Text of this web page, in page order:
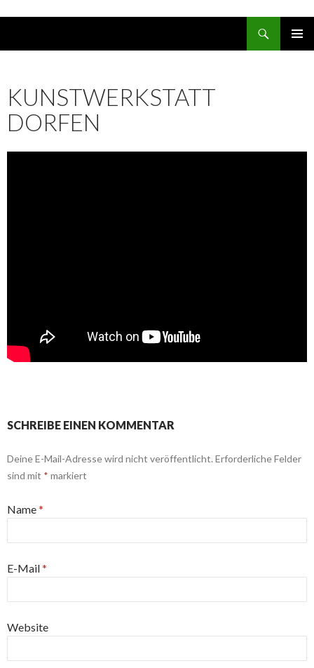
KUNSTWERKSTATT
DORFEN
SCHREIBE EINEN KOMMENTAR
Deine E-Mail-Adresse wird nicht veröffentlicht. Erforderliche Felder
sind mit * markiert
Name*
E-Mail*
Website